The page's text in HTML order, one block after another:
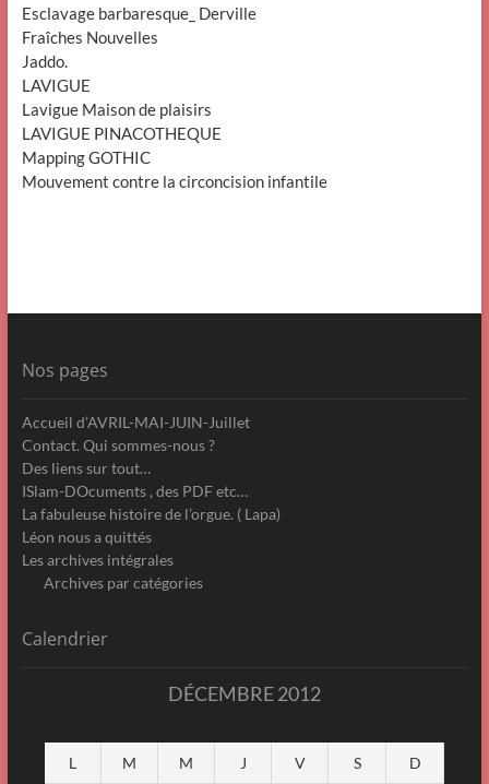
Esclavage barbaresque_ Derville
Fraîches Nouvelles
Jaddo.
LAVIGUE
Lavigue Maison de plaisirs
LAVIGUE PINACOTHEQUE
Mapping GOTHIC
Mouvement contre la circoncision infantile
Nos pages
Accueil d’AVRIL-MAI-JUIN-Juillet
Contact. Qui sommes-nous ?
Des liens sur tout…
ISlam-DOcuments , des PDF etc…
La fabuleuse histoire de l’orgue. ( Lapa)
Léon nous a quittés
Les archives intégrales
Archives par catégories
Calendrier
DÉCEMBRE 2012
L M M J V S D